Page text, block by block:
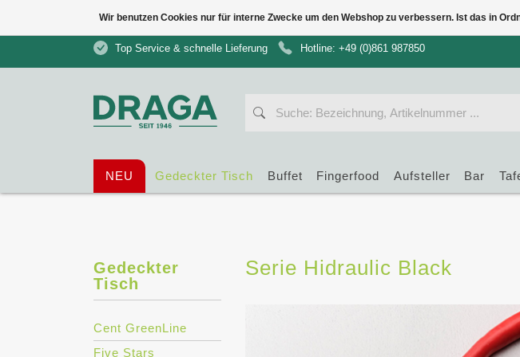
Top Service & schnelle Lieferung Hotline: +49 (0)861 987850
NEU Gedeckter Tisch Buffet Fingerfood Aufsteller Bar
Gedeckter
Tisch
Cent GreenLine
Five Stars
Serie Hidraulic Black
Wir benutzen Cookies nur für interne Zwecke um den Webshop zu verbessern. Ist das in